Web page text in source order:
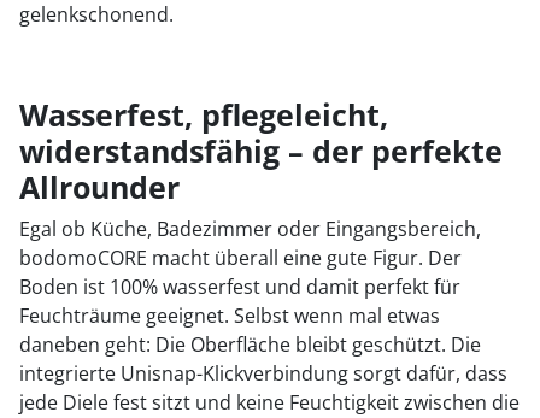
gelenkschonend.
Wasserfest, pflegeleicht,
widerstandsfähig – der perfekte
Allrounder
Egal ob Küche, Badezimmer oder Eingangsbereich,
bodomoCORE macht überall eine gute Figur. Der
Boden ist 100% wasserfest und damit perfekt für
Feuchträume geeignet. Selbst wenn mal etwas
daneben geht: Die Oberfläche bleibt geschützt. Die
integrierte Unisnap-Klickverbindung sorgt dafür, dass
jede Diele fest sitzt und keine Feuchtigkeit zwischen die